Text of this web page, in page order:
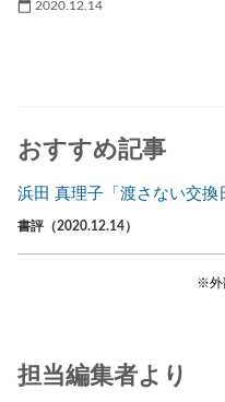
2020.12.14
おすすめ記事
浜田 真理子「渡さない交換
書評（2020.12.14）
※外
担当編集者より